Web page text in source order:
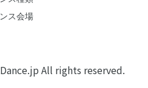
ス会場
All rights reserved.